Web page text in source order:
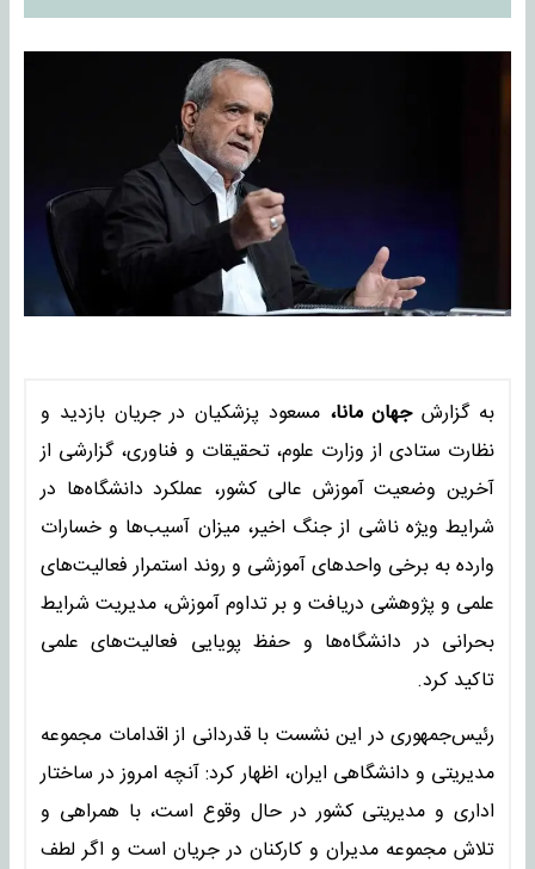
به گزارشجهان مانا، مسعود پزشکیان در جریان بازدید و
نظارت ستادی از وزارت علوم، تحقیقات و فناوری، گزارشی از
آخرین وضعیت آموزش عالی کشور، عملکرد دانشگاه‌ها در
شرایط ویژه ناشی از جنگ اخیر، میزان آسیب‌ها و خسارات
وارده به برخی واحدهای آموزشی و روند استمرار فعالیت‌های
علمی و پژوهشی دریافت و بر تداوم آموزش، مدیریت شرایط
بحرانی در دانشگاه‌ها و حفظ پویایی فعالیت‌های علمی
تاکید کرد.
رئیس‌جمهوری در این نشست با قدردانی از اقدامات مجموعه
مدیریتی و دانشگاهی ایران، اظهار کرد: آنچه امروز در ساختار
اداری و مدیریتی کشور در حال وقوع است، با همراهی و
تلاش مجموعه مدیران و کارکنان در جریان است و اگر لطف